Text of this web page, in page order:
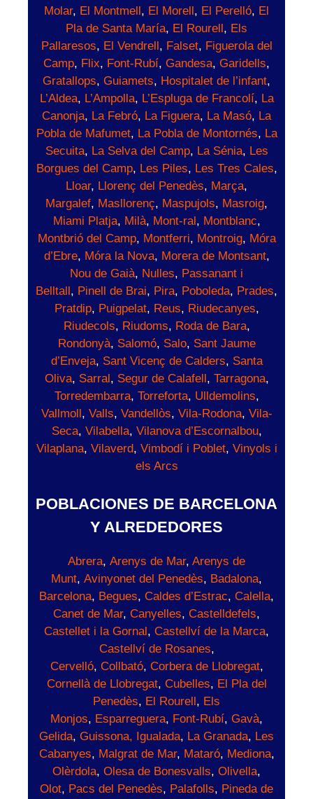
Molar, El Montmell, El Morell, El Perelló, El
Pla de Santa María, El Rourell, Els
Pallaresos, El Vendrell, Falset, Figuerola del
Camp, Flix, Font-Rubí, Gandesa, Garidells,
Gratallops, Guiamets, Hospitalet de l’infant,
L’Aldea, L’Ampolla, L’Espluga de Francolí, La
Canonja, La Febró, La Figuera, La Masó, La
Pobla de Mafumet, La Pobla de Montornés, La
Secuita, La Selva del Camp, La Sénia, Les
Borgues del Camp, Les Piles, Les Tres Cales,
Lloar, Llorenç del Penedès, Marça,
Margalef, Masllorenç, Maspujols, Masroig,
Miami Platja, Milà, Mont-ral, Montblanc,
Montbrió del Camp, Montferri, Montroig, Móra
d’Ebre, Móra la Nova, Morera de Montsant,
Nou de Gaià, Nulles, Passanant i
Belltall, Pinell de Brai, Pira, Poboleda, Prades,
Pratdip, Puigpelat, Reus, Riudecanyes,
Riudecols, Riudoms, Roda de Bara,
Rondonyà, Salomó, Salo, Sant Jaume
d’Enveja, Sant Vicenç de Calders, Santa
Oliva, Sarral, Segur de Calafell, Tarragona,
Torredembarra, Torreforta, Ulldemolins,
Vallmoll, Valls, Vandellòs, Vila-Rodona, Vila-
Seca, Vilabella, Vilanova d’Escornalbou,
Vilaplana, Vilaverd, Vimbodí i Poblet, Vinyols i
els Arcs
POBLACIONES DE BARCELONA
Y ALREDEDORES
Abrera, Arenys de Mar, Arenys de
Munt, Avinyonet del Penedès, Badalona,
Barcelona, Begues, Caldes d’Estrac, Calella,
Canet de Mar, Canyelles, Castelldefels,
Castellet i la Gornal, Castellví de la Marca,
Castellví de Rosanes,
Cervelló, Collbató, Corbera de Llobregat,
Cornellà de Llobregat, Cubelles, El Pla del
Penedès, El Rourell, Els
Monjos, Esparreguera, Font-Rubí, Gavà,
Gelida, Guissona, Igualada, La Granada, Les
Cabanyes, Malgrat de Mar, Mataró, Mediona,
Olèrdola, Olesa de Bonesvalls, Olivella,
Olot, Pacs del Penedès, Palafolls, Pineda de